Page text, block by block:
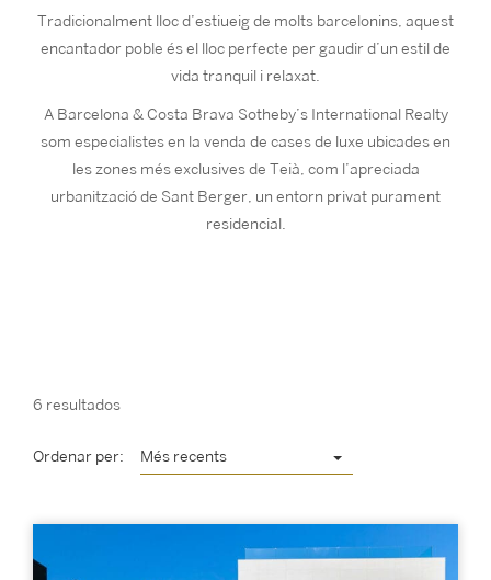
Tradicionalment lloc d’estiueig de molts barcelonins, aquest
encantador poble és el lloc perfecte per gaudir d’un estil de
vida tranquil i relaxat.
A Barcelona & Costa Brava Sotheby’s International Realty
som especialistes en la venda de cases de luxe ubicades en
les zones més exclusives de Teià, com l’apreciada
urbanització de Sant Berger, un entorn privat purament
residencial.
6 resultados
Ordenar per: Més recents